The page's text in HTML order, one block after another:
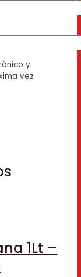
y
vez
1Lt –